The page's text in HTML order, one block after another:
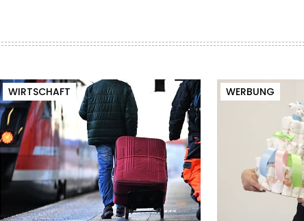
WIRTSCHAFT WERBUNG